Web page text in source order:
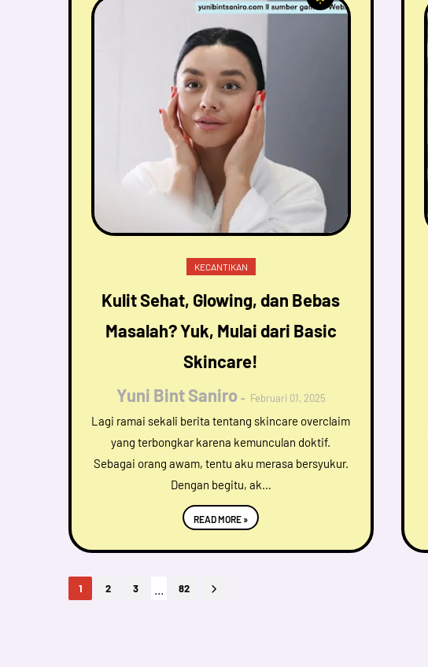
KECANTIKAN
Kulit Sehat, Glowing, dan Bebas
Masalah? Yuk, Mulai dari Basic
Skincare!
Yuni Bint Saniro
Februari 01, 2025
Lagi ramai sekali berita tentang skincare overclaim
yang terbongkar karena kemunculan doktif.
Sebagai orang awam, tentu aku merasa bersyukur.
Dengan begitu, ak…
READ MORE »
1 2 3 82